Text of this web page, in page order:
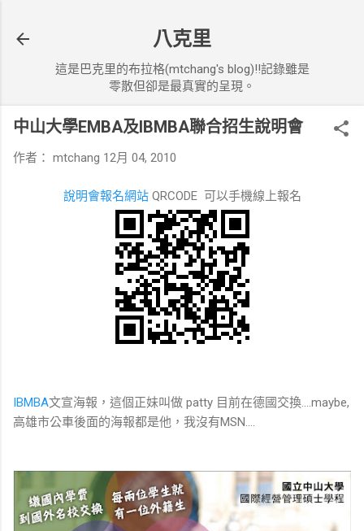
八克里
這是巴克里的布拉格(mtchang's blog)!!記錄雖是
零散但卻是最真實的呈現。
中山大學EMBA及IBMBA聯合招生說明會
作者： mtchang 12月 04, 2010
說明會報名網站QRCODE 可以手機線上報名
IBMBA文宣海報，這個正妹叫做 patty 目前在德國交換....maybe,
高雄市公車後面的海報都是他，我沒有MSN....